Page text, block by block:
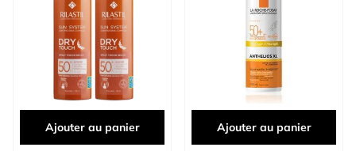
Ajouter au panier Ajouter au panier